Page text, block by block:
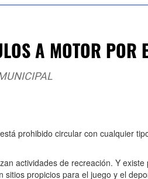
A MOTOR POR
prohibido circular con cualquier
actividades de recreación. Y
propicios para el juego y el